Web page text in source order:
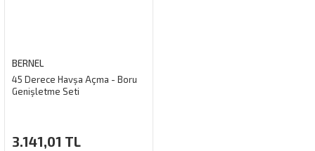
BERNEL
45 Derece Havşa Açma - Boru
Genişletme Seti
3.141,01 TL